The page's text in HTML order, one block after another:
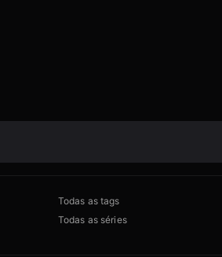
Todas as tags
Todas as séries